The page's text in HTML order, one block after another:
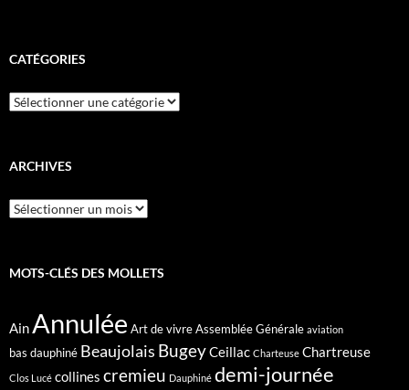
CATÉGORIES
Catégories
ARCHIVES
Archives
MOTS-CLÉS DES MOLLETS
AinAnnulée Art de vivreAssemblée Générale aviation
bas dauphiné Beaujolais BugeyCeillac Charteuse Chartreuse
Clos Lucé collines cremieu Dauphiné demi-journée